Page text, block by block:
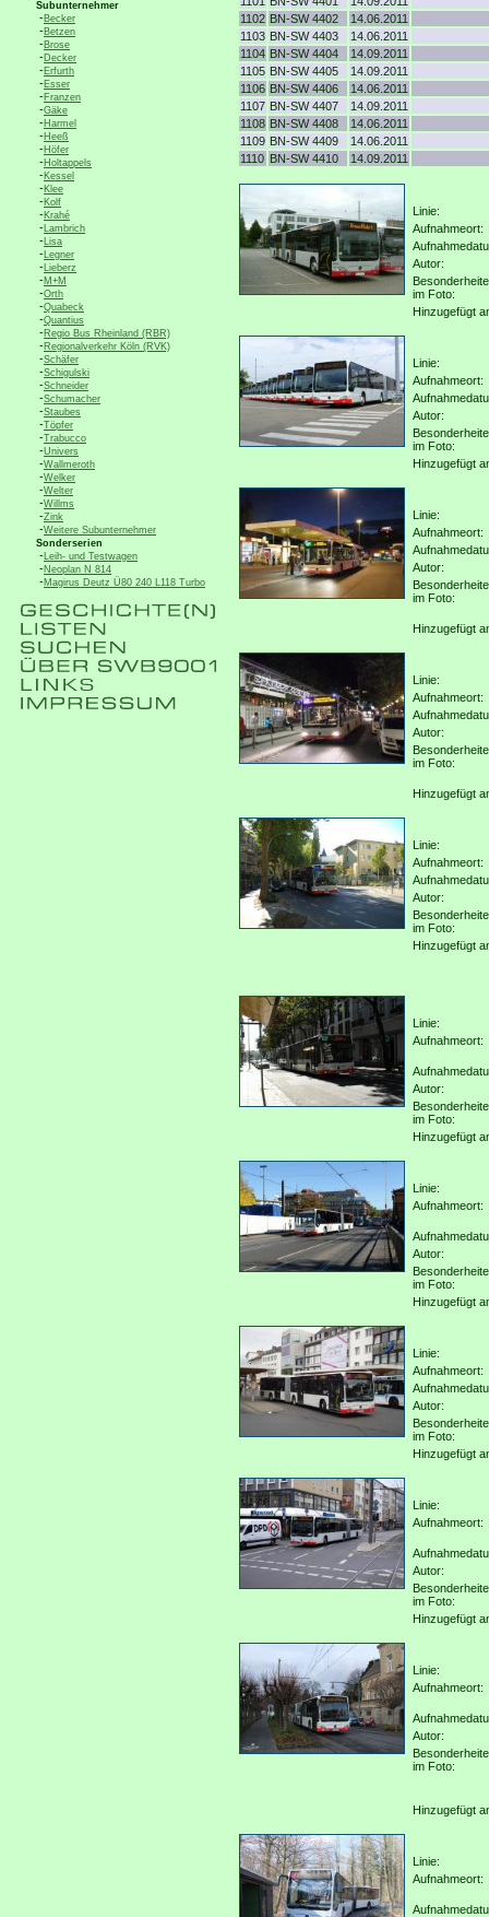
Subunternehmer
-Becker
-Betzen
-Brose
-Decker
-Erfurth
-Esser
-Franzen
-Gäke
-Harmel
-Heeß
-Höfer
-Holtappels
-Kessel
-Klee
-Kolf
-Krahé
-Lambrich
-Lisa
-Legner
-Lieberz
-M+M
-Orth
-Quabeck
-Quantius
-Regio Bus Rheinland (RBR)
-Regionalverkehr Köln (RVK)
-Schäfer
-Schigulski
-Schneider
-Schumacher
-Staubes
-Töpfer
-Trabucco
-Univers
-Wallmeroth
-Welker
-Welter
-Willms
-Zink
-Weitere Subunternehmer
Sonderserien
-Leih- und Testwagen
-Neoplan N 814
-Magirus Deutz Ü80 240 L118 Turbo
1102 BN-SW 4402
14.06.2011
1103 BN-SW 4403
14.06.2011
1104 BN-SW 4404
14.09.2011
1105 BN-SW 4405
14.09.2011
1106 BN-SW 4406
14.06.2011
1107 BN-SW 4407
14.09.2011
1108 BN-SW 4408
14.06.2011
1109 BN-SW 4409
14.06.2011
1110 BN-SW 4410 14.09.2011
Linie:
Aufnahmeort:
Autor:
im Foto:
Hinzugefügt
Linie:
Aufnahmeort:
Autor:
im Foto:
Hinzugefügt
Linie:
Aufnahmeort:
Autor:
im Foto:
Hinzugefügt
Linie:
Aufnahmeort:
Autor:
im Foto:
Hinzugefügt
Linie:
Aufnahmeort:
Autor:
im Foto:
Hinzugefügt
Linie:
Aufnahmeort:
Autor:
im Foto:
Hinzugefügt
Linie:
Aufnahmeort:
Autor:
im Foto:
Hinzugefügt
Linie:
Aufnahmeort:
Autor:
im Foto:
Hinzugefügt
Linie:
Aufnahmeort:
Autor:
im Foto:
Hinzugefügt
Linie:
Aufnahmeort:
Autor:
im Foto:
Hinzugefügt
Linie:
Aufnahmeort: